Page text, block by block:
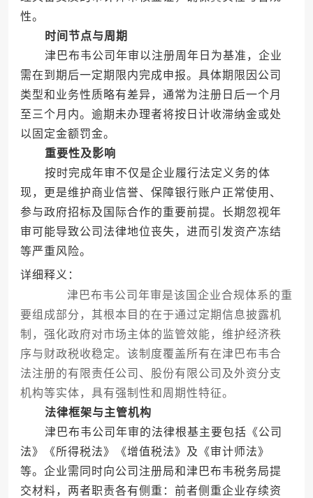
性。
时间节点与周期
津巴布韦公司年审以注册周年日为基准，企业
需在到期后一定期限内完成申报。具体期限因公司
类型和业务性质略有差异，通常为注册日后一个月
至三个月内。逾期未办理者将按日计收滞纳金或处
以固定金额罚金。
重要性及影响
按时完成年审不仅是企业履行法定义务的体
现，更是维护商业信誉、保障银行账户正常使用、
参与政府招标及国际合作的重要前提。长期忽视年
审可能导致公司法律地位丧失，进而引发资产冻结
等严重风险。
详细释义：
津巴布韦公司年审是该国企业合规体系的重
要组成部分，其根本目的在于通过定期信息披露机
制，强化政府对市场主体的监管效能，维护经济秩
序与财政税收稳定。该制度覆盖所有在津巴布韦合
法注册的有限责任公司、股份有限公司及外资分支
机构等实体，具有强制性和周期性特征。
法律框架与主管机构
津巴布韦公司年审的法律根基主要包括《公司
法》《所得税法》《增值税法》及《审计师法》
等。企业需同时向公司注册局和津巴布韦税务局提
交材料，两者职责各有侧重：前者侧重企业存续资